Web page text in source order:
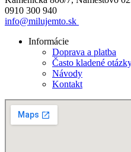
0910 300 940
info@milujemto.sk
Informácie
Doprava a platba
Často kladené
Návody
Kontakt